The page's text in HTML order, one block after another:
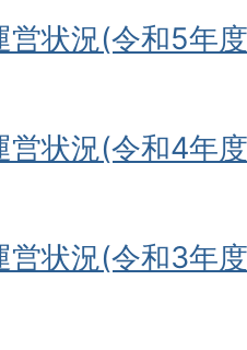
営状況(令和5年
営状況(令和4年
営状況(令和3年